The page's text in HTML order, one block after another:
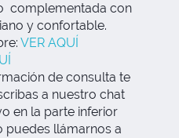
complementada con
y confortable.
VER AQUÍ
de consulta te
a nuestro chat
en la parte inferior
puedes llámarnos a